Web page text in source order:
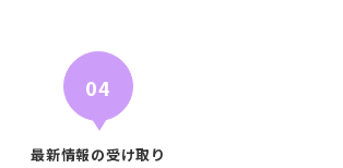
04
最新情報の受け取り